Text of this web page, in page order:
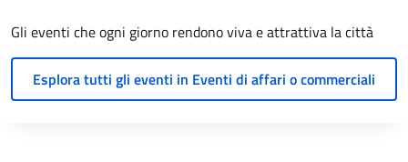
Gli eventi che ogni giorno rendono viva e attrattiva la città
Esplora tutti gli eventi in Eventi di affari o commerciali